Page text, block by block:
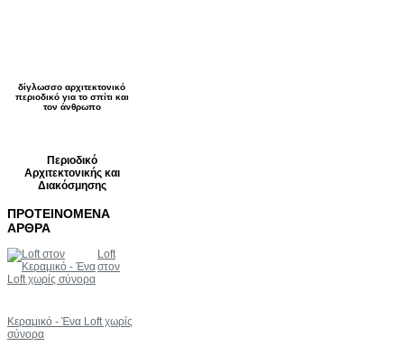
δίγλωσσο αρχιτεκτονικό
περιοδικό για το σπίτι και
τον άνθρωπο
Περιοδικό
Αρχιτεκτονικής και
Διακόσμησης
ΠΡΟΤΕΙΝΟΜΕΝΑ
ΑΡΘΡΑ
Loft
στον
Κεραμικό - Ένα Loft χωρίς
σύνορα